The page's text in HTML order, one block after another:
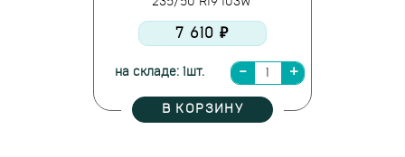
7 610 ₽
на складе: 1шт.
В КОРЗИНУ